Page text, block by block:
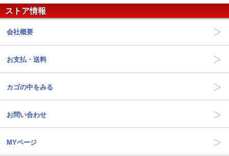
ストア情報
会社概要
お支払・送料
カゴの中をみる
お問い合わせ
MYページ